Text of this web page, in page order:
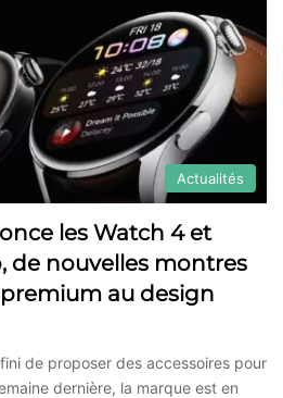
Actualités
les Watch 4 et
de nouvelles montres
au design
fini de proposer des accessoires pour
dernière, la marque est en